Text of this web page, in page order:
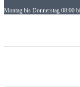
Montag bis Donnerstag 08:00